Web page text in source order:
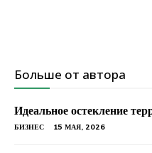
Больше от автора
Идеальное остекление
БИЗНЕС 15 МАЯ, 2026